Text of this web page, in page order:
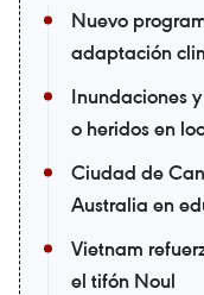
Nuevo
adaptación
Inundaciones
o heridos en
Ciudad de
Australia en
Vietnam
el tifón Noul